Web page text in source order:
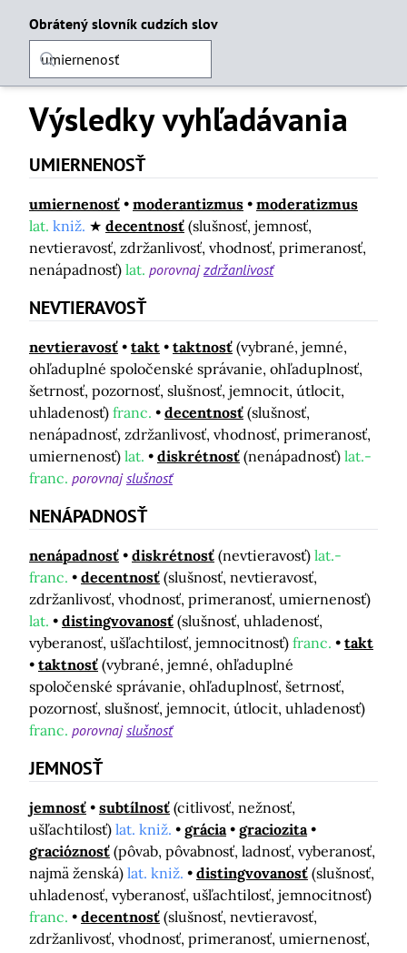
Obrátený slovník cudzích slov
Výsledky vyhľadávania
UMIERNENOSŤ
umiernenosť moderantizmus
moderatizmus
lat. kniž. decentnosť (slušnosť, jemnosť,
nevtieravosť, zdržanlivosť, vhodnosť, primeranosť,
nenápadnosť) lat. porovnajzdržanlivosť
NEVTIERAVOSŤ
nevtieravosť takt taktnosť (vybrané, jemné,
ohľaduplné spoločenské správanie, ohľaduplnosť,
šetrnosť, pozornosť, slušnosť, jemnocit, útlocit,
uhladenosť) franc. decentnosť (slušnosť,
nenápadnosť, zdržanlivosť, vhodnosť, primeranosť,
umiernenosť) lat. diskrétnosť (nenápadnosť) lat.-
franc. porovnajslušnosť
NENÁPADNOSŤ
nenápadnosť diskrétnosť (nevtieravosť) lat.-
franc.
decentnosť (slušnosť, nevtieravosť,
zdržanlivosť, vhodnosť, primeranosť, umiernenosť)
lat.
distingvovanosť (slušnosť, uhladenosť,
vyberanosť, ušľachtilosť, jemnocitnosť) franc.
takt
taktnosť (vybrané, jemné, ohľaduplné
spoločenské správanie, ohľaduplnosť, šetrnosť,
pozornosť, slušnosť, jemnocit, útlocit, uhladenosť)
franc. porovnajslušnosť
JEMNOSŤ
jemnosť subtílnosť (citlivosť, nežnosť,
ušľachtilosť) lat. kniž. grácia
graciozita
gracióznosť (pôvab, pôvabnosť, ladnosť, vyberanosť,
najmä ženská) lat. kniž. distingvovanosť (slušnosť,
uhladenosť, vyberanosť, ušľachtilosť, jemnocitnosť)
franc.
decentnosť (slušnosť, nevtieravosť,
zdržanlivosť, vhodnosť, primeranosť, umiernenosť,